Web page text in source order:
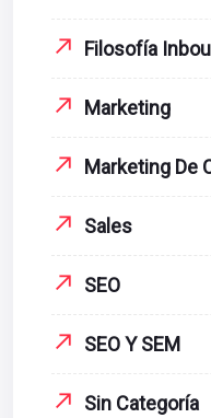
Filosofía
Marketing
Marketing De
Sales
SEO
SEO Y SEM
Sin Categoría